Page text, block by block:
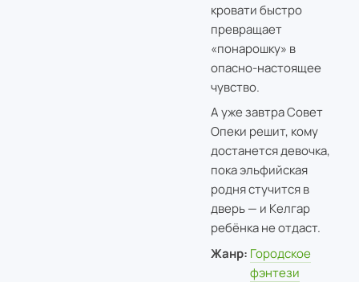
кровати быстро
превращает
«понарошку» в
опасно‑настоящее
чувство.
А уже завтра Совет
Опеки решит, кому
достанется девочка,
пока эльфийская
родня стучится в
дверь — и Келгар
ребёнка не отдаст.
Жанр: Городское
фэнтези